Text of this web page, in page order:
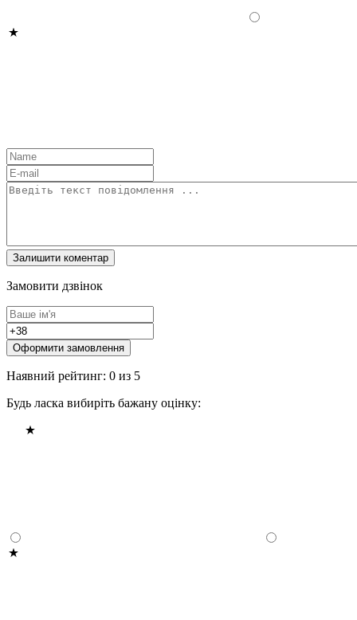
Замовити дзвінок
Оформити замовлення
Наявний рейтинг: 0 из 5
Будь ласка вибиріть бажану оцінку: